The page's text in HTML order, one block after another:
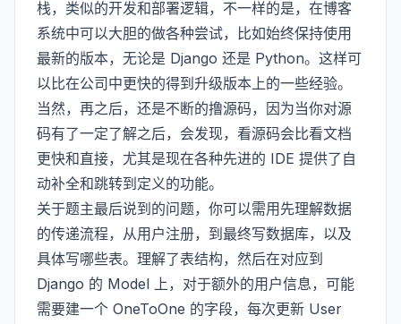
栈，类似的开发和部署逻辑，不一样的是，在博客
系统中可以大胆的做各种尝试，比如始终保持使用
最新的版本，无论是 Django 还是 Python。这样可
以比在公司中更快的得到升级版本上的一些经验。
当然，再之后，还是不断的撸源码，因为当你对源
码有了一定了解之后，会发现，看源码会比看文档
更快和直接，尤其是现在各种先进的 IDE 提供了自
动补全和跳转到定义的功能。
关于题主最后说到的问题，你可以需用先理解数据
的传递流程，从用户注册，到最终写数据库，以及
具体写哪些表。理解了表结构，然后在对应到
Django 的 Model 上，对于额外的用户信息，可能
需要建一个 OneToOne 的字段，每次更新 User